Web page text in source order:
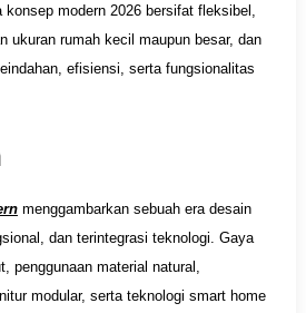
modern 2026 bersifat fleksibel,
ukuran rumah kecil maupun besar, dan
efisiensi, serta fungsionalitas
menggambarkan sebuah era desain
dan terintegrasi teknologi. Gaya
penggunaan material natural,
modular, serta teknologi smart home